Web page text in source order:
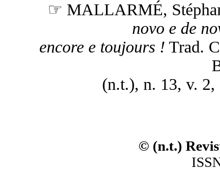
☞ MALLARMÉ,
novo e de
encore e toujours ! Trad.
(n.t.), n. 13, v. 2,
© (n.t.)